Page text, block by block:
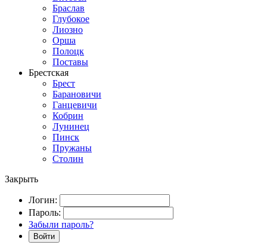
Браслав
Глубокое
Лиозно
Орша
Полоцк
Поставы
Брестская
Брест
Барановичи
Ганцевичи
Кобрин
Лунинец
Пинск
Пружаны
Столин
Закрыть
Логин:
Пароль:
Забыли пароль?
Войти